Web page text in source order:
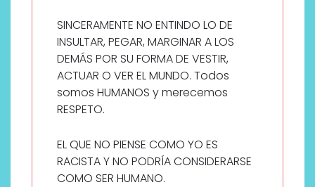
SINCERAMENTE NO ENTINDO LO DE
INSULTAR, PEGAR, MARGINAR A LOS
DEMÁS POR SU FORMA DE VESTIR,
ACTUAR O VER EL MUNDO. Todos
somos HUMANOS y merecemos
RESPETO.
EL QUE NO PIENSE COMO YO ES
RACISTA Y NO PODRÍA CONSIDERARSE
COMO SER HUMANO.